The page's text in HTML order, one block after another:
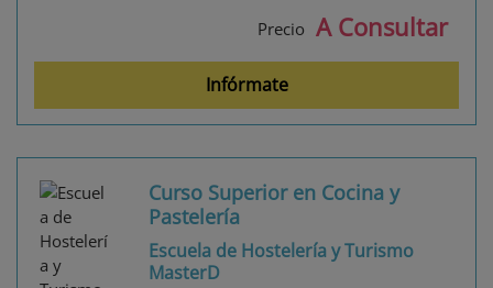
Precio A Consultar
Infórmate
Curso Superior en Cocina y
Pastelería
Escuela de Hostelería y Turismo
MasterD